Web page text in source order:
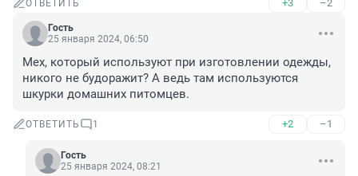
ОТВЕТИТЬ +3 –2
Гость
25 января 2024, 06:50
Мех, который используют при изготовлении одежды,
никого не будоражит? А ведь там используются
шкурки домашних питомцев.
ОТВЕТИТЬ 1 +2 –1
Гость
25 января 2024, 08:21